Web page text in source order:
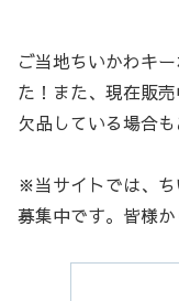
ご当地ちいかわキ
た！また、現在販
欠品している場合
※当サイトでは、ち
募集中です。皆様